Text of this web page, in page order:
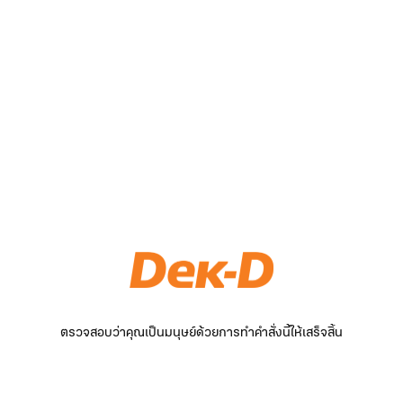
ตรวจสอบว่าคุณเป็นมนุษย์ด้วยการทำคำสั่งนี้ให้เสร็จสิ้น